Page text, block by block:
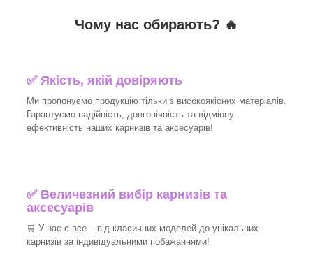
Чому нас обирають? 🔥
✅Якість, якій довіряють
Ми пропонуємо продукцію тільки з високоякісних матеріалів.
Гарантуємо надійність, довговічність та відмінну
ефективність наших карнизів та аксесуарів!​
✅ Величезний вибір карнизів та
аксесуарів
🛒 У нас є все – від класичних моделей до унікальних
карнизів за індивідуальними побажаннями!​